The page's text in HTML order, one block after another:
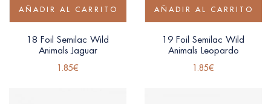
AÑADIR AL CARRITO
18 Foil Semilac Wild
Animals Jaguar
1.85€
AÑADIR AL CARRITO
19 Foil Semilac Wild
Animals Leopardo
1.85€